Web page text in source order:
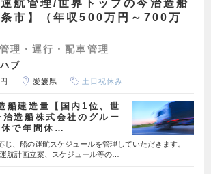
運航管理/世界トップの今治造船
市】（年収500万円～700万
理・運行・配車管理
ブ
愛媛県 土日祝休み
船建造量【国内1位、世
造船株式会社のグルー
で年間休…
じ、船の運航スケジュールを管理していただきます。
航計画立案、スケジュール等の…